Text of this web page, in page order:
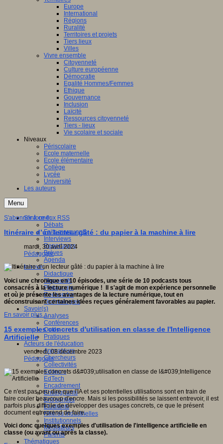
Europe
International
Régions
Ruralité
Territoires et projets
Tiers lieux
Villes
Vivre ensemble
Citoyenneté
Culture européenne
Démocratie
Egalité Hommes/Femmes
Ethique
Gouvernance
Inclusion
Laïcité
Ressources citoyenneté
Tiers - lieux
Vie scolaire et sociale
Niveaux
Périscolaire
Ecole maternelle
Ecole élémentaire
Collège
Lycée
Université
Les auteurs
Menu
S'informer
Débats
Faits marquants
Interviews
Reportages
Brèves
Agenda
Innover
Didactique
Dispositifs
Pédagogie
Recherche
Technologies
Savoir(s)
Analyses
Conférences
Outils
Pratiques
Acteurs de l'éducation
Animateurs
Chercheurs
Collectivités
Editeurs
EdTech
Encadrement
Enseignants
Entreprises
Etudiants
Filières industrielles
Institutionnels
Médiateurs
Parents
Thématiques
S'abonner à ce flux RSS
Itinéraire d’un lecteur gâté : du papier à la machine à lire
mardi, 30 avril 2024
Pédagogie
Voici une chronique en 10 épisodes, une série de 10 podcasts tous
consacrés à la lecture numérique ! Il s'agit de mon expérience personnelle
et où je présente les avantages de la lecture numérique, tout en
déconstruisant certaines idées reçues généralement favorables au papier.
En savoir plus...
15 exemples concrets d'utilisation en classe de l'Intelligence
Artificielle
vendredi, 08 décembre 2023
Pédagogie
Ce n'est pas peu dire que l'IA et ses potentielles utilisations sont en train de
faire couler beaucoup d'encre. Mais si les possibilités se laissent entrevoir, il est
parfois plus difficile de développer des usages concrets, ce que le présent
document entreprend de faire.
Voici donc quelques exemples d'utilisation de l'intelligence artificielle en
classe (ou avant ou après la classe).